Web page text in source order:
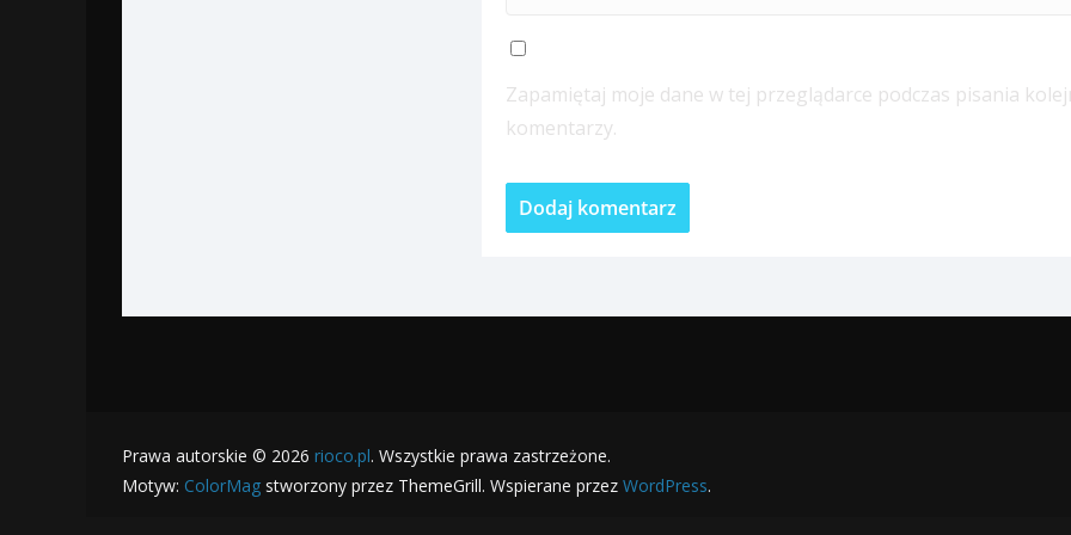
Zapamiętaj moje dane w tej przeglądarce podczas pisania
komentarzy.
Prawa autorskie © 2026 rioco.pl. Wszystkie prawa zastrzeżone.
Motyw: ColorMag stworzony przez ThemeGrill. Wspierane przez WordPress.